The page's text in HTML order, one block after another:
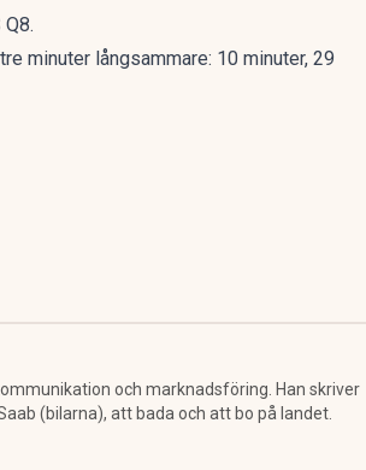
minuter långsammare: 10 minuter, 29
och marknadsföring. Han skriver
(bilarna), att bada och att bo på landet.